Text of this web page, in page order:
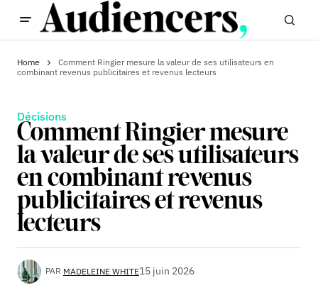
Home
Comment Ringier mesure la valeur de ses utilisateurs en
combinant revenus publicitaires et revenus lecteurs
Décisions
Comment Ringier mesure
la valeur de ses utilisateurs
en combinant revenus
publicitaires et revenus
lecteurs
PAR MADELEINE WHITE15 juin 2026